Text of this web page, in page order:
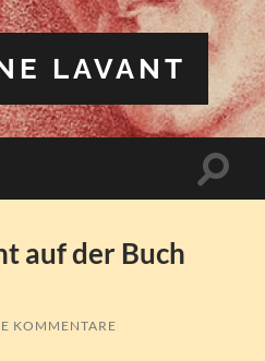
LAVANT
auf der Buch
KOMMENTARE